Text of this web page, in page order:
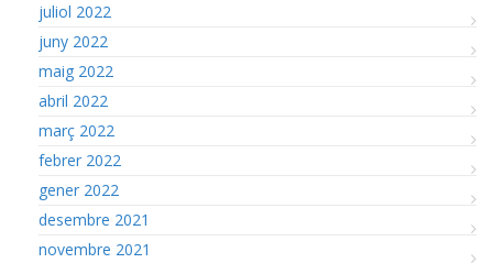
juliol 2022
juny 2022
maig 2022
abril 2022
març 2022
febrer 2022
gener 2022
desembre 2021
novembre 2021